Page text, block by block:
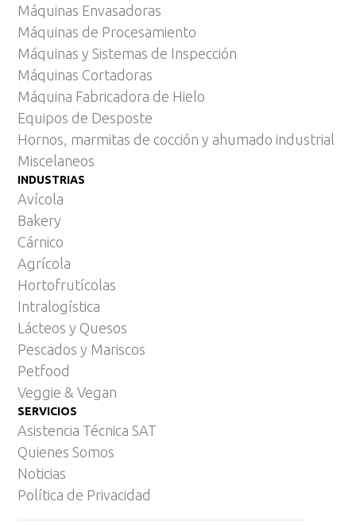
Máquinas Envasadoras
Máquinas de Procesamiento
Máquinas y Sistemas de Inspección
Máquinas Cortadoras
Máquina Fabricadora de Hielo
Equipos de Desposte
Hornos, marmitas de cocción y ahumado industrial
Miscelaneos
INDUSTRIAS
Avícola
Bakery
Cárnico
Agrícola
Hortofrutícolas
Intralogística
Lácteos y Quesos
Pescados y Mariscos
Petfood
Veggie & Vegan
SERVICIOS
Asistencia Técnica SAT
Quienes Somos
Noticias
Política de Privacidad